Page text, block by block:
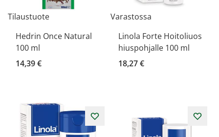
Tilaustuote
Hedrin Once Natural
100 ml
14,39 €
Varastossa
Linola Forte Hoitoliuos
hiuspohjalle 100 ml
18,27 €